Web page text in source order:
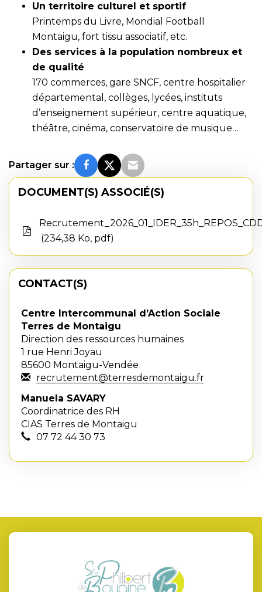
Un territoire culturel et sportif
Printemps du Livre, Mondial Football
Montaigu, fort tissu associatif, etc.
Des services à la population nombreux et
de qualité
170 commerces, gare SNCF, centre hospitalier
départemental, collèges, lycées, instituts
d’enseignement supérieur, centre aquatique,
théâtre, cinéma, conservatoire de musique…
Partager sur :
DOCUMENT(S) ASSOCIÉ(S)
234,38 Ko, pdf
CONTACT(S)
Centre Intercommunal d’Action Sociale
Terres de Montaigu
Direction des ressources humaines
1 rue Henri Joyau
85600 Montaigu-Vendée
recrutement@terresdemontaigu.fr
Manuela SAVARY
Coordinatrice des RH
CIAS Terres de Montaigu
07 72 44 30 73